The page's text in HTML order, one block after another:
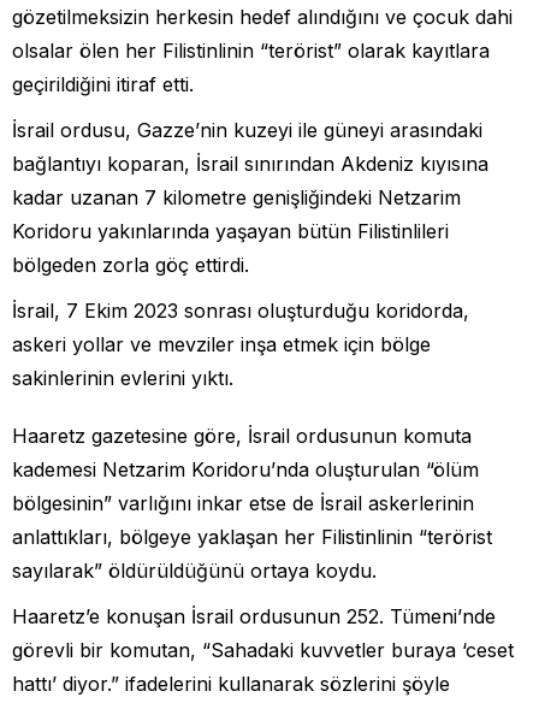
gözetilmeksizin herkesin hedef alındığını ve çocuk dahi
olsalar ölen her Filistinlinin “terörist” olarak kayıtlara
geçirildiğini itiraf etti.
İsrail ordusu, Gazze’nin kuzeyi ile güneyi arasındaki
bağlantıyı koparan, İsrail sınırından Akdeniz kıyısına
kadar uzanan 7 kilometre genişliğindeki Netzarim
Koridoru yakınlarında yaşayan bütün Filistinlileri
bölgeden zorla göç ettirdi.
İsrail, 7 Ekim 2023 sonrası oluşturduğu koridorda,
askeri yollar ve mevziler inşa etmek için bölge
sakinlerinin evlerini yıktı.
Haaretz gazetesine göre, İsrail ordusunun komuta
kademesi Netzarim Koridoru’nda oluşturulan “ölüm
bölgesinin” varlığını inkar etse de İsrail askerlerinin
anlattıkları, bölgeye yaklaşan her Filistinlinin “terörist
sayılarak” öldürüldüğünü ortaya koydu.
Haaretz’e konuşan İsrail ordusunun 252. Tümeni’nde
görevli bir komutan, “Sahadaki kuvvetler buraya ‘ceset
hattı’ diyor.” ifadelerini kullanarak sözlerini şöyle